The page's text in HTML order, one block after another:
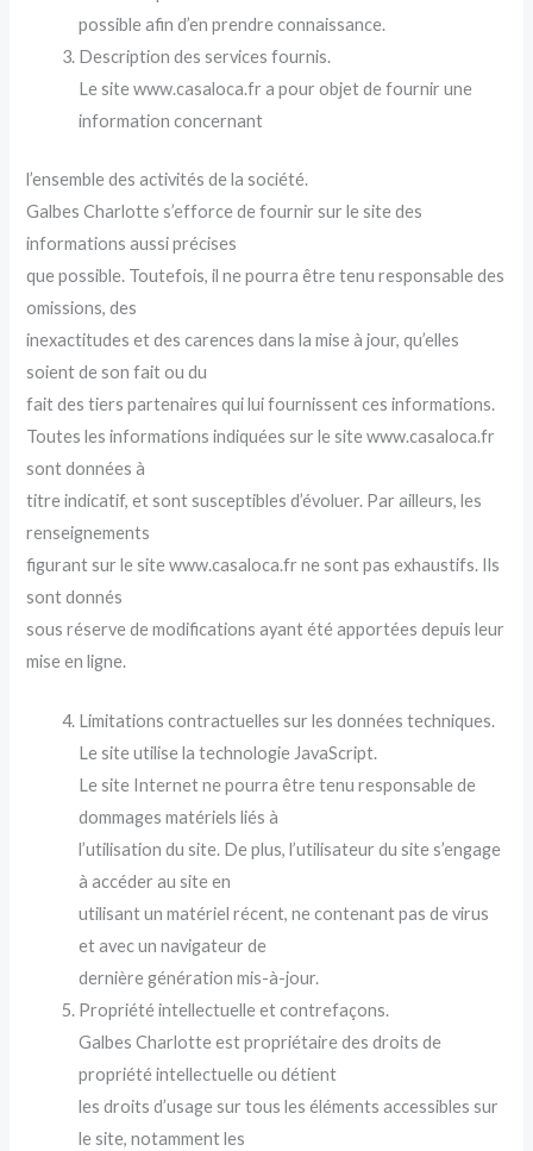
possible afin d’en prendre connaissance.
Description des services fournis.
Le site www.casaloca.fr a pour objet de fournir une
information concernant
l’ensemble des activités de la société.
Galbes Charlotte s’efforce de fournir sur le site des
informations aussi précises
que possible. Toutefois, il ne pourra être tenu responsable des
omissions, des
inexactitudes et des carences dans la mise à jour, qu’elles
soient de son fait ou du
fait des tiers partenaires qui lui fournissent ces informations.
Toutes les informations indiquées sur le site www.casaloca.fr
sont données à
titre indicatif, et sont susceptibles d’évoluer. Par ailleurs, les
renseignements
figurant sur le site www.casaloca.fr ne sont pas exhaustifs. Ils
sont donnés
sous réserve de modifications ayant été apportées depuis leur
mise en ligne.
Limitations contractuelles sur les données techniques.
Le site utilise la technologie JavaScript.
Le site Internet ne pourra être tenu responsable de
dommages matériels liés à
l’utilisation du site. De plus, l’utilisateur du site s’engage
à accéder au site en
utilisant un matériel récent, ne contenant pas de virus
et avec un navigateur de
dernière génération mis-à-jour.
Propriété intellectuelle et contrefaçons.
Galbes Charlotte est propriétaire des droits de
propriété intellectuelle ou détient
les droits d’usage sur tous les éléments accessibles sur
le site, notamment les